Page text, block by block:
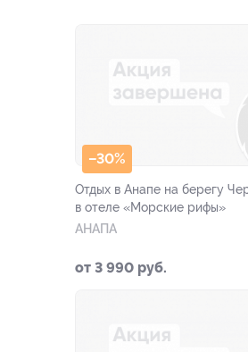
–30%
Отдых в Анапе на берегу
в отеле «Морские рифы»
АНАПА
от 3 990 руб.